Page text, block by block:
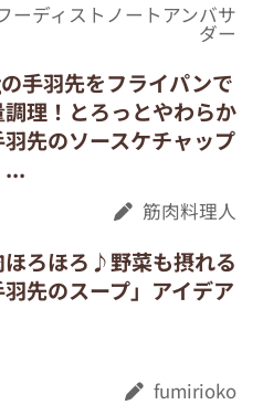
ーディストノートアンバサ
ダー
手羽先をフライパンで
調理！とろっとやわらか
羽先のソースケチャップ
...
筋肉料理人
ほろほろ♪野菜も摂れる
羽先のスープ」アイデア
fumirioko